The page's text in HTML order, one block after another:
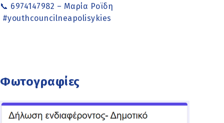
📞 6974147982 – Μαρία Ροϊδη
#youthcouncilneapolisykies
Φωτογραφίες